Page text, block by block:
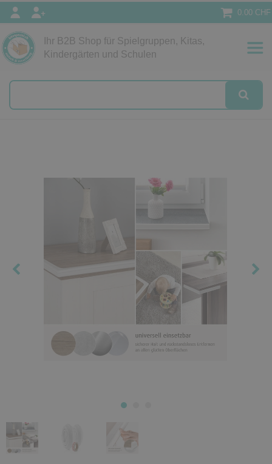
0.00 CHF
Ihr B2B Shop für Spielgruppen, Kitas,
Kindergärten und Schulen
Papeterie